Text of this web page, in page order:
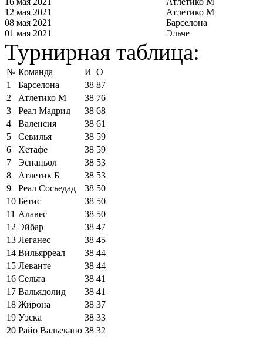
12 мая 2021
Атлетико М
08 мая 2021
Барселона
01 мая 2021
Эльче
Турнирная таблица:
№ Команда И О
1
Барселона 38 87
2
Атлетико М 38 76
3
Реал Мадрид 38 68
4
Валенсия 38 61
5
Севилья 38 59
6
Хетафе 38 59
7
Эспаньол 38 53
8
Атлетик Б 38 53
9
Реал Сосьедад 38 50
10 Бетис 38 50
11 Алавес 38 50
12 Эйбар 38 47
13 Леганес 38 45
14 Вильярреал 38 44
15 Леванте 38 44
16 Сельта 38 41
17 Вальядолид 38 41
18 Жирона 38 37
19 Уэска 38 33
20 Райо Вальекано 38 32